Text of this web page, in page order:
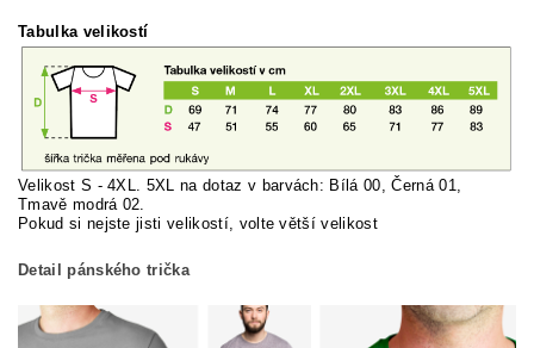
Tabulka velikostí
Velikost S - 4XL. 5XL na dotaz v barvách: Bílá 00, Černá 01,
Tmavě modrá 02.
Pokud si nejste jisti velikostí, volte větší velikost
Detail pánského trička